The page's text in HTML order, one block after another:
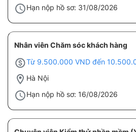
Hạn nộp hồ sơ: 31/08/2026
Nhân viên Chăm sóc khách hàng
Từ 9.500.000 VND đến
Hà Nội
Hạn nộp hồ sơ: 16/08/2026